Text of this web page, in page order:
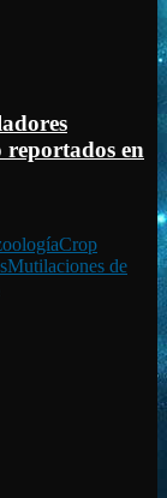
reportados en
Crop
Mutilaciones de